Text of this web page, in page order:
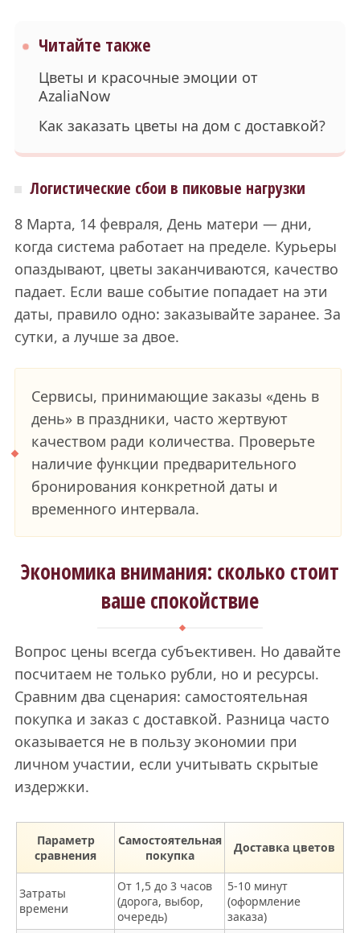
Читайте также
Цветы и красочные эмоции от
AzaliaNow
Как заказать цветы на дом с доставкой?
Логистические сбои в пиковые нагрузки
8 Марта, 14 февраля, День матери — дни,
когда система работает на пределе. Курьеры
опаздывают, цветы заканчиваются, качество
падает. Если ваше событие попадает на эти
даты, правило одно: заказывайте заранее. За
сутки, а лучше за двое.
Сервисы, принимающие заказы «день в
день» в праздники, часто жертвуют
качеством ради количества. Проверьте
наличие функции предварительного
бронирования конкретной даты и
временного интервала.
Экономика внимания: сколько стоит
ваше спокойствие
Вопрос цены всегда субъективен. Но давайте
посчитаем не только рубли, но и ресурсы.
Сравним два сценария: самостоятельная
покупка и заказ с доставкой. Разница часто
оказывается не в пользу экономии при
личном участии, если учитывать скрытые
издержки.
Параметр
сравнения
Самостоятельная
покупка
Доставка цветов
Затраты
времени
От 1,5 до 3 часов
(дорога, выбор,
очередь)
5-10 минут
(оформление
заказа)